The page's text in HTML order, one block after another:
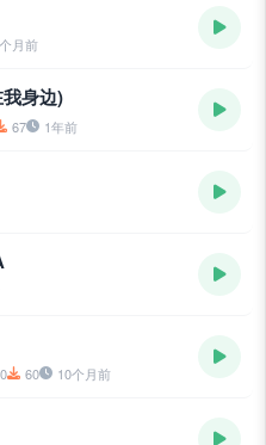
月前
身边)
67 1年前
60 10个月前